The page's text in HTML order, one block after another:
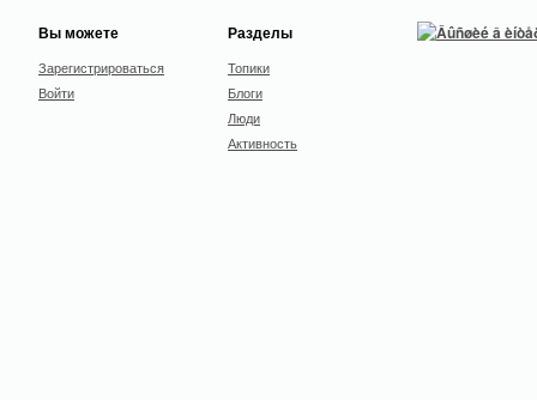
Вы можете
Зарегистрироваться
Войти
Разделы
Топики
Блоги
Люди
Активность